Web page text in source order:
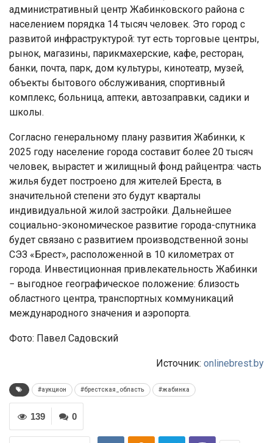
административный центр Жабинковского района с
населением порядка 14 тысяч человек. Это город с
развитой инфраструктурой: тут есть торговые центры,
рынок, магазины, парикмахерские, кафе, ресторан,
банки, почта, парк, дом культуры, кинотеатр, музей,
объекты бытового обслуживания, спортивный
комплекс, больница, аптеки, автозаправки, садики и
школы.
Согласно генеральному плану развития Жабинки, к
2025 году население города составит более 20 тысяч
человек, вырастет и жилищный фонд райцентра: часть
жилья будет построено для жителей Бреста, в
значительной степени это будут кварталы
индивидуальной жилой застройки. Дальнейшее
социально-экономическое развитие города-спутника
будет связано с развитием производственной зоны
СЭЗ «Брест», расположенной в 10 километрах от
города. Инвестиционная привлекательность Жабинки
− выгодное географическое положение: близость
областного центра, транспортных коммуникаций
международного значения и аэропорта.
Фото: Павел Садовский
Источник: onlinebrest.by
#аукцион #брестская_область #жабинка
0
139